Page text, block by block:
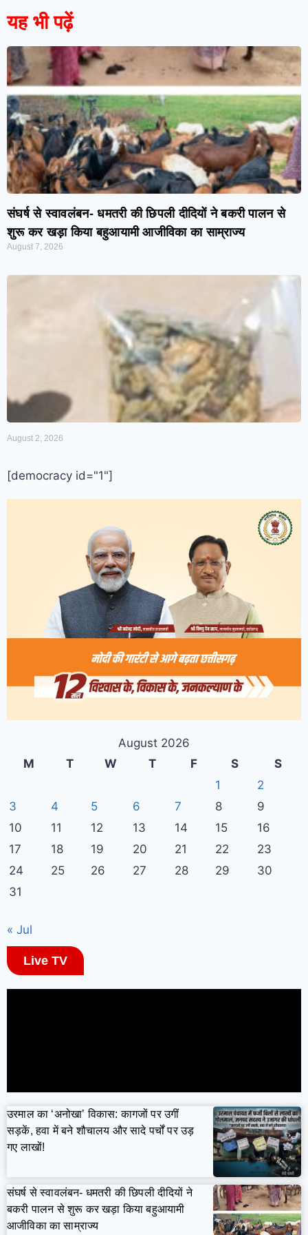
यह भी पढ़ें
संघर्ष से स्वावलंबन- धमतरी की छिपली दीदियों ने बकरी पालन से
शुरू कर खड़ा किया बहुआयामी आजीविका का साम्राज्य
August 7, 2026
August 2, 2026
[democracy id="1"]
August 2026
M
T W T F S
S
1
2
3
4 5 6 7 8
9
10
11 12 13 14 15
16
17
18 19 20 21 22
23
24
25 26 27 28 29
30
31
« Jul
Live TV
उरमाल का ‘अनोखा’ विकास: कागजों पर उगीं
सड़कें, हवा में बने शौचालय और सादे पर्चों पर उड़
गए लाखों!
संघर्ष से स्वावलंबन- धमतरी की छिपली दीदियों ने
बकरी पालन से शुरू कर खड़ा किया बहुआयामी
आजीविका का साम्राज्य